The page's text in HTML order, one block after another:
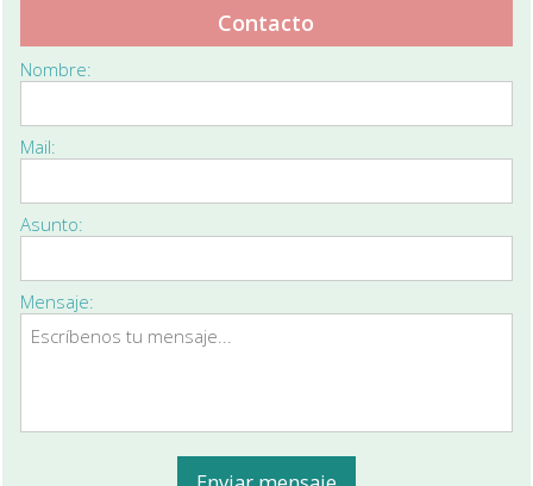
Contacto
Nombre:
Mail:
Asunto:
Mensaje: